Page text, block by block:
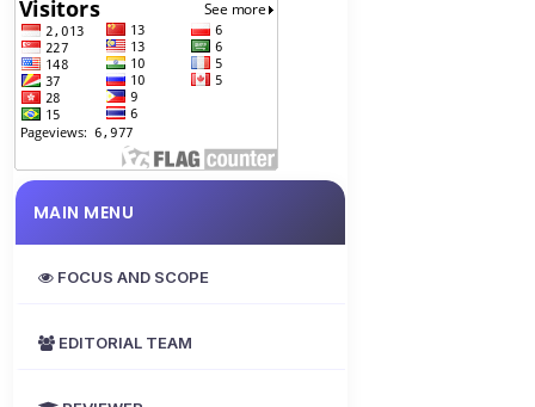
MAIN MENU
FOCUS AND SCOPE
EDITORIAL TEAM